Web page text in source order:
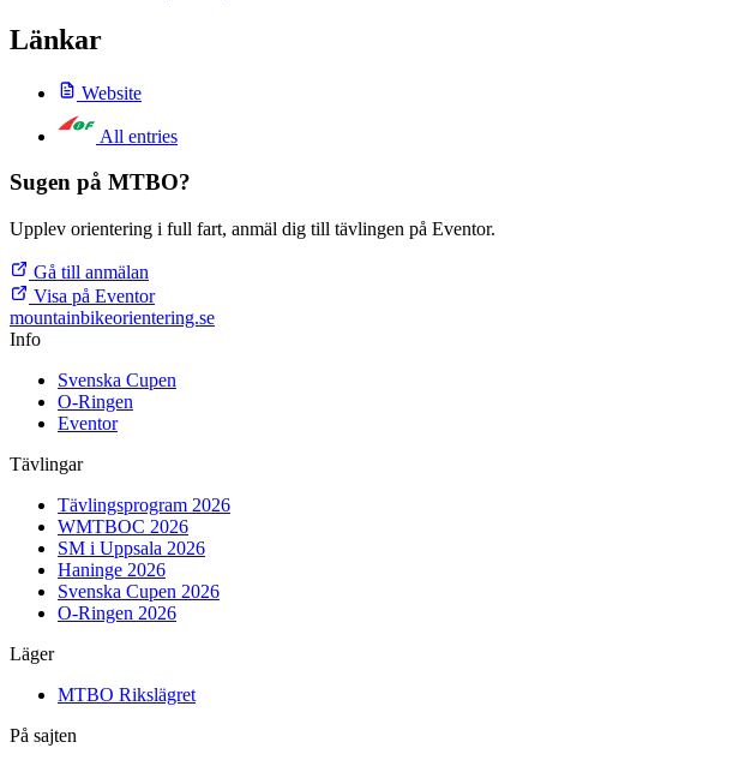
Länkar
Website
All entries
Sugen på MTBO?
Upplev orientering i full fart, anmäl dig till tävlingen på Eventor.
Gå till anmälan
Visa på Eventor
mountainbikeorientering.se
Info
Svenska Cupen
O-Ringen
Eventor
Tävlingar
Tävlingsprogram 2026
WMTBOC 2026
SM i Uppsala 2026
Haninge 2026
Svenska Cupen 2026
O-Ringen 2026
Läger
MTBO Rikslägret
På sajten